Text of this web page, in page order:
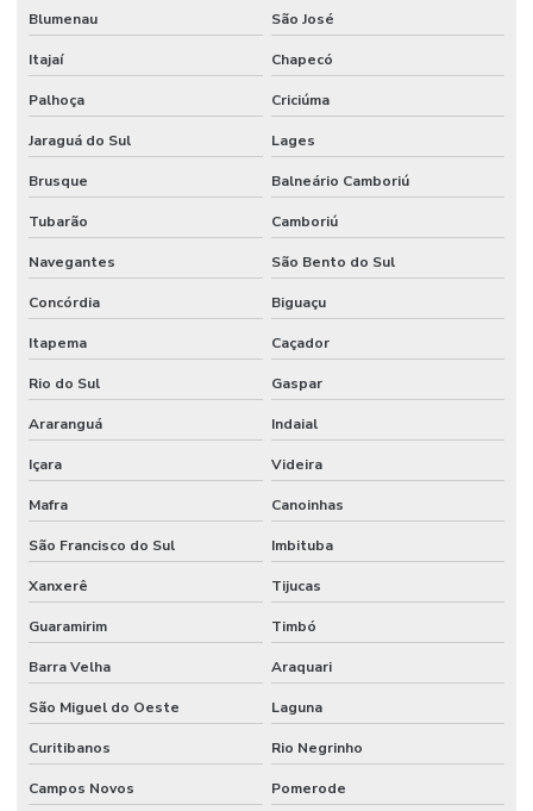
Blumenau São José
Itajaí Chapecó
Palhoça Criciúma
Jaraguá do Sul Lages
Brusque Balneário Camboriú
Tubarão Camboriú
Navegantes São Bento do Sul
Concórdia Biguaçu
Itapema Caçador
Rio do Sul Gaspar
Araranguá Indaial
Içara Videira
Mafra Canoinhas
São Francisco do Sul Imbituba
Xanxerê Tijucas
Guaramirim Timbó
Barra Velha Araquari
São Miguel do Oeste Laguna
Curitibanos Rio Negrinho
Campos Novos Pomerode